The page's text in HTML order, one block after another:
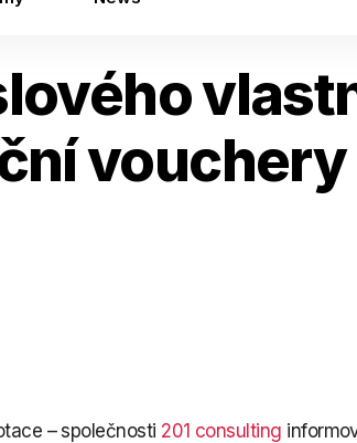
vouchery
– společnosti 201 consulting